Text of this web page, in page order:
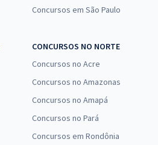
Concursos em São Paulo
CONCURSOS NO NORTE
Concursos no Acre
Concursos no Amazonas
Concursos no Amapá
Concursos no Pará
Concursos em Rondônia